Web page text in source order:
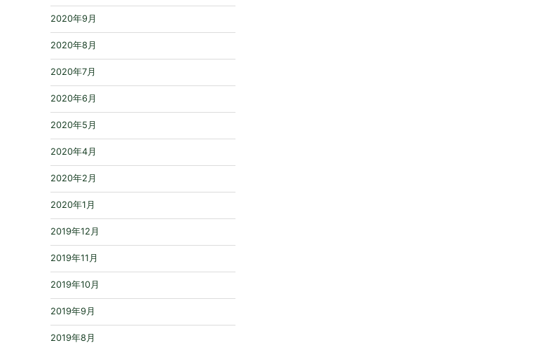
2020年9月
2020年8月
2020年7月
2020年6月
2020年5月
2020年4月
2020年2月
2020年1月
2019年12月
2019年11月
2019年10月
2019年9月
2019年8月